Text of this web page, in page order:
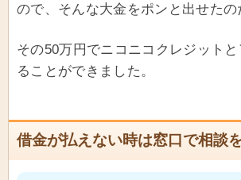
ので、そんな大金をポンと出せたの
その50万円でニコニコクレジット
ることができました。
借金が払えない時は窓口で相談